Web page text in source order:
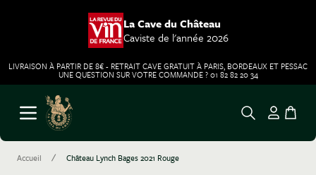
La Cave du Château
Caviste de l'année 2026
LIVRAISON À PARTIR DE 8€ - RETRAIT CAVE GRATUIT À PARIS, BORDEAUX ET PESSAC
UNE QUESTION SUR VOTRE COMMANDE ? 01 82 82 20 34
Aller au contenu
Ouvrir le menu
Accueil / Château Lynch Bages 2021 Rouge